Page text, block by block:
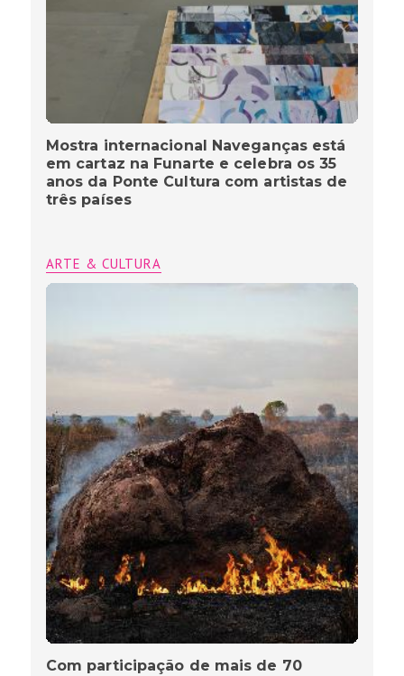
Mostra internacional Naveganças está
em cartaz na Funarte e celebra os 35
anos da Ponte Cultura com artistas de
três países
ARTE & CULTURA
Com participação de mais de 70